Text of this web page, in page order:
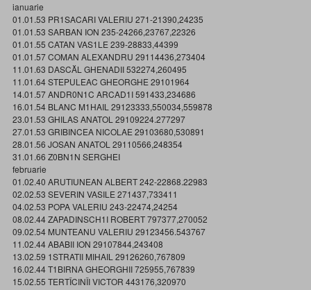
ianuarie
01.01.53 PR1SACARI VALERIU 271-21390,24235
01.01.53 SARBAN ION 235-24266,23767,22326
01.01.55 CATAN VAS1LE 239-28833,44399
01.01.57 COMAN ALEXANDRU 29114436,273404
11.01.63 DASCĂL GHENADII 532274,260495
11.01.64 STEPULEAC GHEORGHE 29101964
14.01.57 ANDR0N1C ARCAD1I 591433,234686
16.01.54 BLANC M1HAIL 29123333,550034,559878
23.01.53 GHILAS ANATOL 29109224.277297
27.01.53 GRIBINCEA NICOLAE 29103680,530891
28.01.56 JOSAN ANATOL 29110566,248354
31.01.66 Z0BN1N SERGHEI
februarie
01.02.40 ARUTIUNEAN ALBERT 242-22868.22983
02.02.53 SEVERIN VASILE 271437,733411
04.02.53 POPA VALERIU 243-22474,24254
08.02.44 ZAPADINSCH1I ROBERT 797377,270052
09.02.54 MUNTEANU VALERIU 29123456.543767
11.02.44 ABABII ION 29107844,243408
13.02.59 1STRATII MIHAIL 29126260,767809
16.02.44 T1BIRNA GHEORGHII 725955,767839
15.02.55 TERTÎCINÎI VICTOR 443176,320970